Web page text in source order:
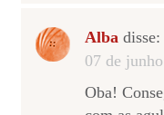
Alba disse:
07 de
Oba!